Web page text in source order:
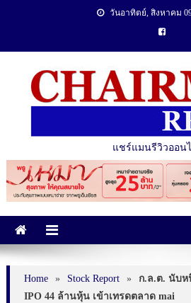
วันอาทิตย์, สิงหาคม
แชร์แมนรีวิวออน
Home » Stock Report »
ก.ล.ต. นับห
IPO 44 ล้านหุ้น เข้าเทรดตลาด mai